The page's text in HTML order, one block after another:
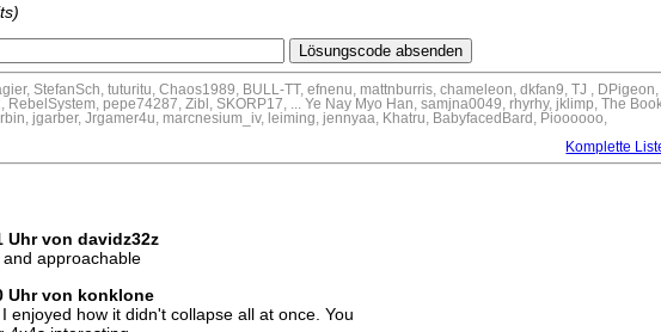
StefanSch, tuturitu, Chaos1989, BULL-TT, efnenu, mattnburris, chameleon, dkfan9, TJ , DPigeon,
RebelSystem, pepe74287, Zibl, SKORP17, ... Ye Nay Myo Han, samjna0049, rhyrhy, jklimp, The
jgarber, Jrgamer4u, marcnesium_iv, leiming, jennyaa, Khatru, BabyfacedBard, Pioooooo,
Komplette
Uhr von davidz32z
approachable
Uhr von konklone
enjoyed how it didn't collapse all at once. You